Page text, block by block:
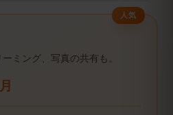
人気
ミング、写真の共有も。